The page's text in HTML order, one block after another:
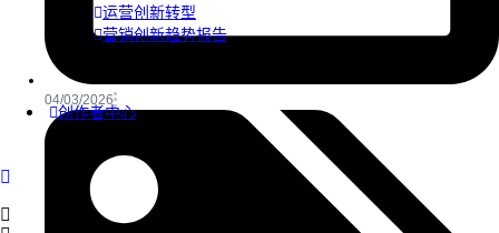
运营创新转型
营销创新趋势报告
创作者中心
04/03/2026